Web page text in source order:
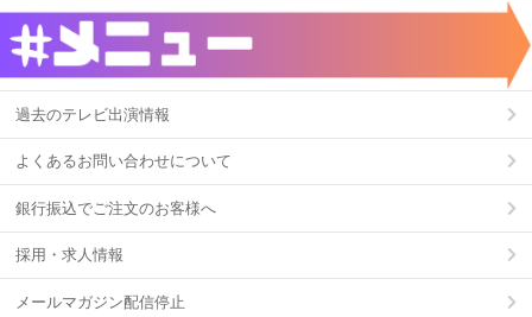
過去のテレビ出演情報
よくあるお問い合わせについて
銀行振込でご注文のお客様へ
採用・求人情報
メールマガジン配信停止